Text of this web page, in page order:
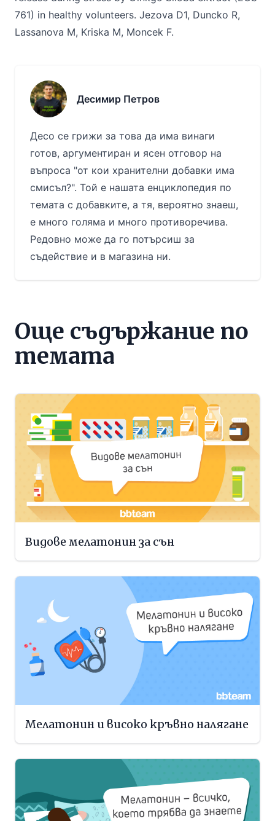
761) in healthy volunteers. Jezova D1, Duncko R,
Lassanova M, Kriska M, Moncek F.
Десимир Петров
Десо се грижи за това да има винаги
готов, аргументиран и ясен отговор на
въпроса "от кои хранителни добавки има
смисъл?". Той е нашата енциклопедия по
темата с добавките, а тя, вероятно знаеш,
е много голяма и много противоречива.
Редовно може да го потърсиш за
съдействие и в магазина ни.
Още съдържание по
темата
Видове мелатонин за сън
Мелатонин и високо кръвно налягане